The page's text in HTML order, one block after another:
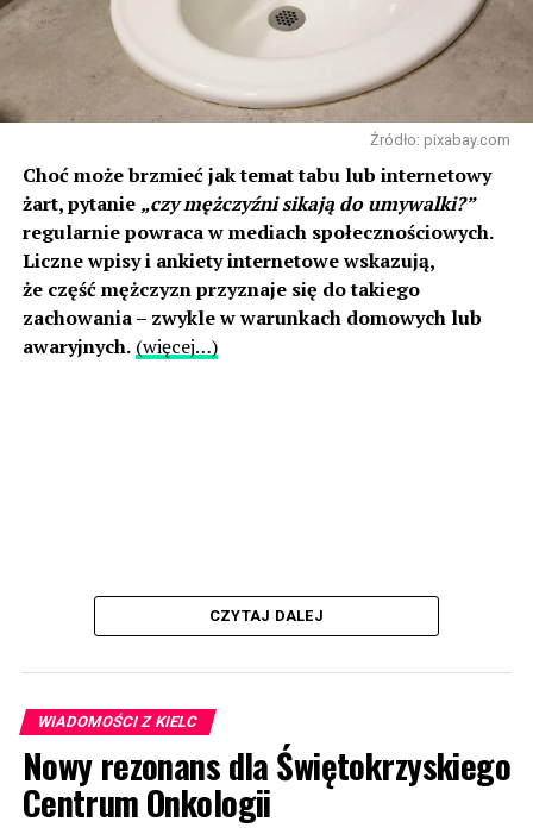
Źródło: pixabay.com
Choć może brzmieć jak temat tabu lub internetowy
żart, pytanie „czy mężczyźni sikają do umywalki?”
regularnie powraca w mediach społecznościowych.
Liczne wpisy i ankiety internetowe wskazują,
że część mężczyzn przyznaje się do takiego
zachowania – zwykle w warunkach domowych lub
awaryjnych. (więcej…)
CZYTAJ DALEJ
WIADOMOŚCI Z KIELC
Nowy rezonans dla Świętokrzyskiego
Centrum Onkologii